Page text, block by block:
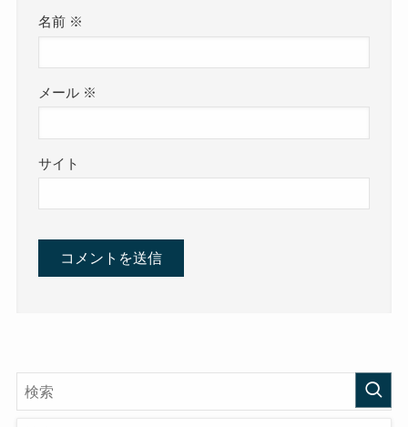
名前 ※
メール ※
サイト